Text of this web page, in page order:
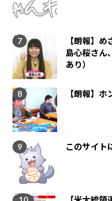
【朗報】
島心桜さん
あり）
【朗報】
このサイト